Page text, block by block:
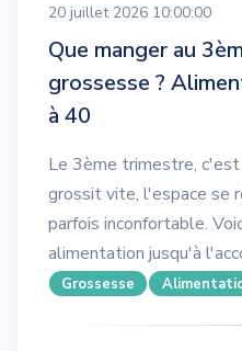
20 juillet 2026 10:00:00
Que manger au
grossesse ?
à 40
Le 3ème trimestre,
grossit vite, l'espace se
parfois inconfortable.
alimentation jusqu'à
Grossesse